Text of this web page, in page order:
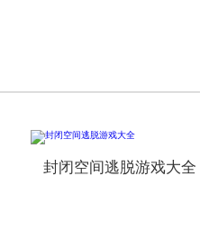
封闭空间逃脱游戏大全